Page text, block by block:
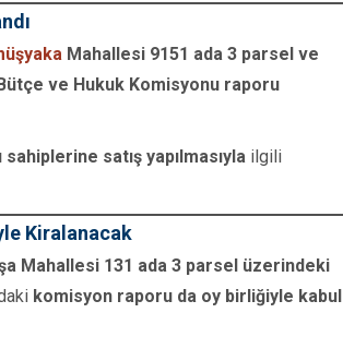
Mahallesi 9151 ada 3 parsel ve
ve Hukuk Komisyonu raporu
satış yapılmasıyla ilgili
Kiralanacak
Mahallesi 131 ada 3 parsel üzerindeki
komisyon raporu da oy birliğiyle kabul